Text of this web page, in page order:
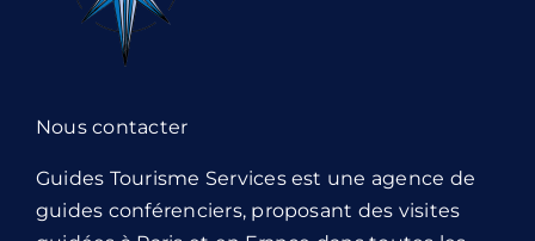
Nous contacter
Guides Tourisme Services est une agence de
guides conférenciers, proposant des visites